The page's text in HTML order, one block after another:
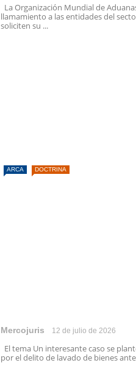
La Organización Mundial de
llamamiento a las entidades del
soliciten su ...
ARCA DOCTRINA
Mercojuris 12 de julio de 2026
El tema Un interesante caso se
por el delito de lavado de bienes ante